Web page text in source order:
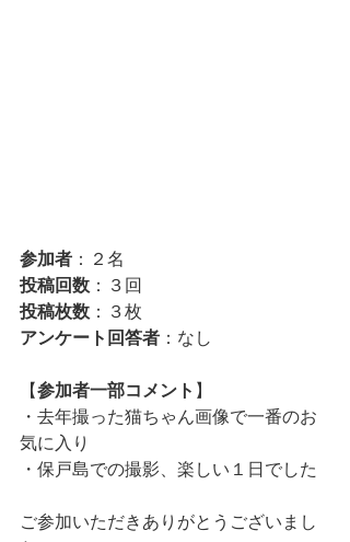
参加者 ：２名
投稿回数 ：３回
投稿枚数 ：３枚
アンケート回答者 ：なし
【参加者一部コメント 】
・去年撮った猫ちゃん画像で一番のお
気に入り
・保戸島での撮影、楽しい１日でした
ご参加いただきありがとうございまし